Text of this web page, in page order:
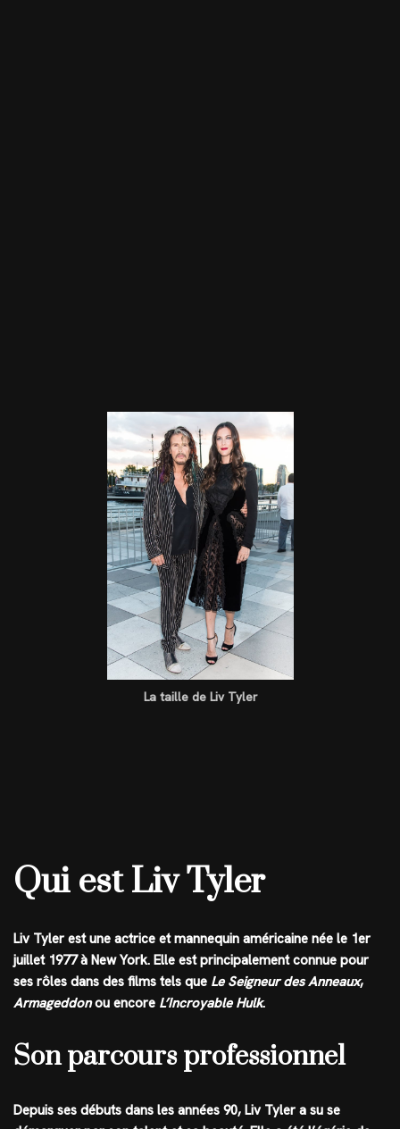
La taille de Liv Tyler
Qui est Liv Tyler
Liv Tyler est une actrice et mannequin américaine née le 1er
juillet 1977 à New York. Elle est principalement connue pour
ses rôles dans des films tels que Le Seigneur des Anneaux,
Armageddonou encore L’Incroyable Hulk.
Son parcours professionnel
Depuis ses débuts dans les années 90, Liv Tyler a su se